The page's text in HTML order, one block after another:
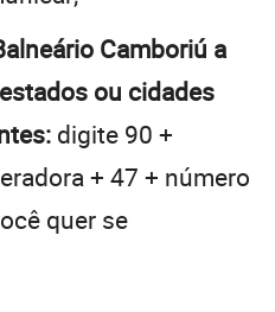
Camboriú a
ou cidades
digite 90 +
+ 47 + número
quer se